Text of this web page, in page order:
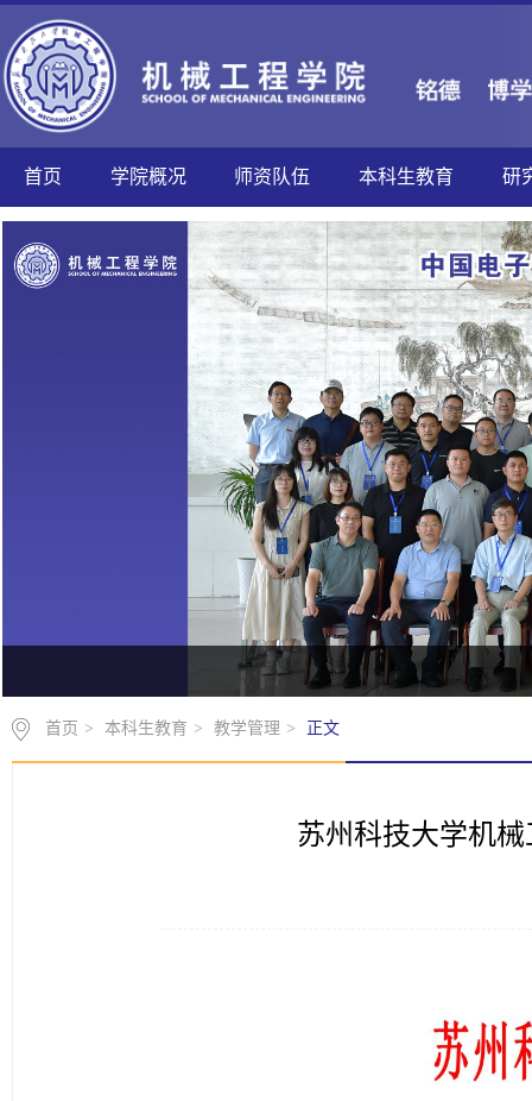
首页 学院概况 师资队伍 本科生教育 研
首页 > 本科生教育 > 教学管理 > 正文
苏州科技大学机